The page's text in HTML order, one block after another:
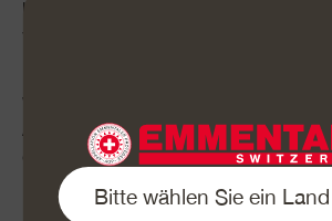
beim Entdecken einer anderen lokalen
wusste, dass die Erinnerungen an
Während die Sonne nach einem
Abenteuer unterging, konnte ich gar
dankbar zu sein. Für das Reisen in
Erfahrungen, für die Schönheit der
Dieser Trip hat meine Seele berührt